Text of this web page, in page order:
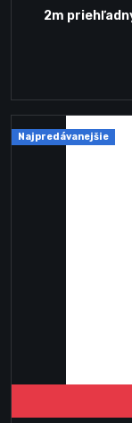
2m
Najpredávanejšie